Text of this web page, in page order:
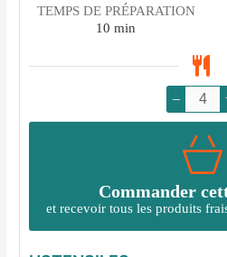
TEMPS DE PRÉPARATION
10 minutes
min
–
Commander
et recevoir tous les produits